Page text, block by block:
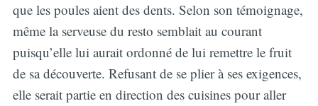
que les poules aient des dents. Selon son témoignage,
même la serveuse du resto semblait au courant
puisqu’elle lui aurait ordonné de lui remettre le fruit
de sa découverte. Refusant de se plier à ses exigences,
elle serait partie en direction des cuisines pour aller